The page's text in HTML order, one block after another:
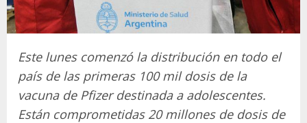
Este lunes comenzó la distribución en todo el
país de las primeras 100 mil dosis de la
vacuna de Pfizer destinada a adolescentes.
Están comprometidas 20 millones de dosis de